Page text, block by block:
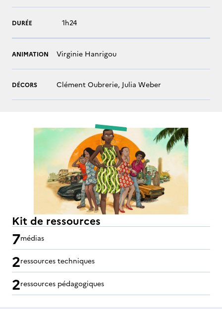
DURÉE 1h24
ANIMATION Virginie Hanrigou
DÉCORS Clément Oubrerie, Julia Weber
Kit de ressources
7médias
2ressources techniques
2ressources pédagogiques